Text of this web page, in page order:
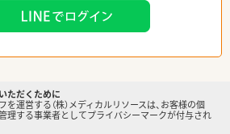
ただくために
を運営する（株）メディカルリソースは、お客様の個
理する事業者としてプライバシーマークが付与され